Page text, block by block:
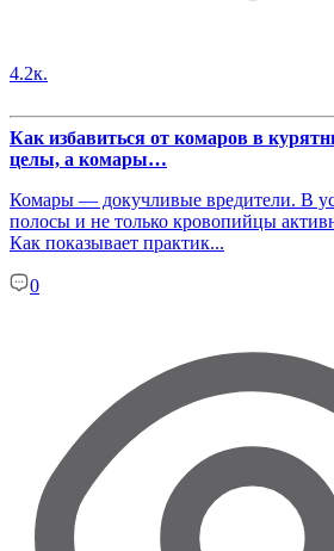
4.2к.
Как избавиться от комаров в
целы, а комары…
Комары — докучливые вредители. В
полосы и не только кровопийцы
Как показывает практик...
0